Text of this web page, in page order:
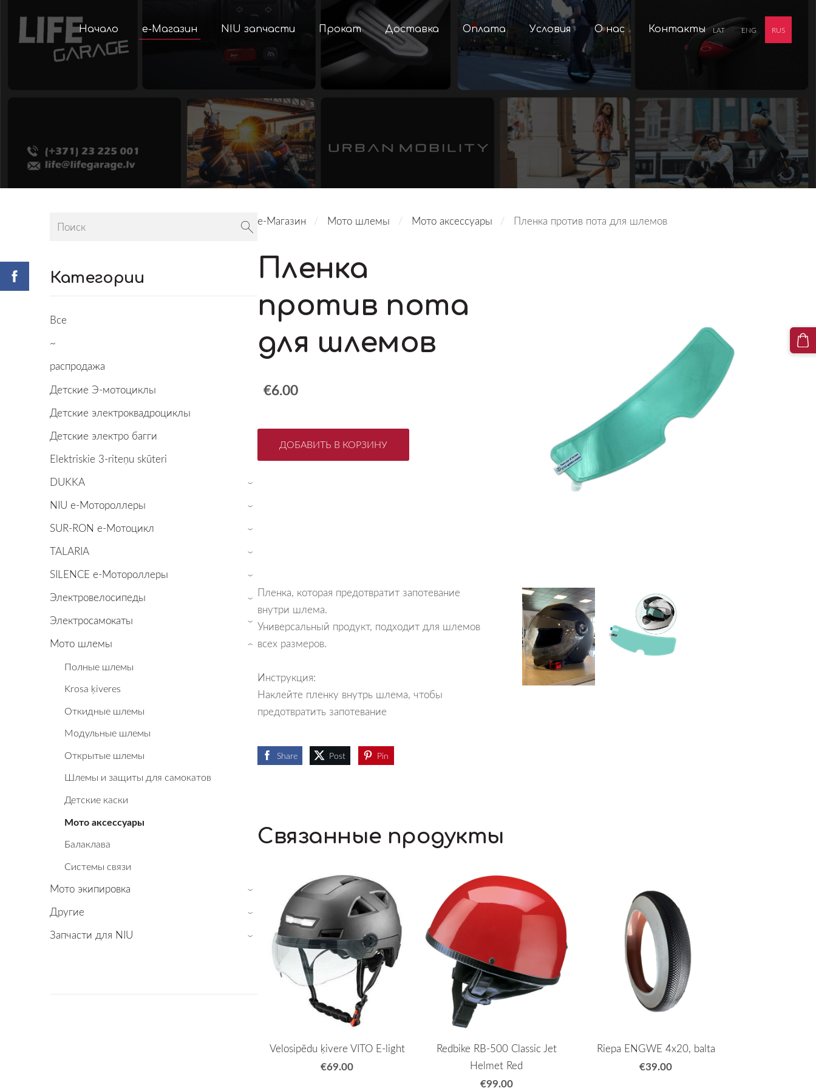
Начало е-Магазин NIU запчасти Прокат Доставка Оплата Условия О нас Контакты LAT ENG RUS
Категории
Все
~
распродажа
Детские Э-мотоциклы
Детские электроквадроциклы
Детские электро багги
Elektriskie 3-riteņu skūteri
DUKKA
›
NIU е-Мотороллеры ›
SUR-RON е-Mотоцикл ›
TALARIA ›
SILENCE е-Мотороллеры ›
Электровелосипеды ›
Электросамокаты ›
Мото шлемы
Полные шлемы
Krosa ķiveres
Откидные шлемы
Mодульные шлемы
Oткрытые шлемы
Шлемы и защиты для самокатов
Детские каски
Мото аксессуары
Балаклава
Cистемы связи
›
Мото экипировка ›
Другие ›
Запчасти для NIU ›
е-Магазин Мото шлемы Мото аксессуары Пленка против пота для шлемов
Пленка
против пота
для шлемов
€6.00
ДОБАВИТЬ В КОРЗИНУ
Пленка, которая предотвратит запотевание
внутри шлема.
Универсальный продукт, подходит для шлемов
всех размеров.
Инструкция:
Наклейте пленку внутрь шлема, чтобы
предотвратить запотевание
Share Post Pin
Связанные продукты
Velosipēdu ķivere VITO E-light
€69.00
Redbike RB-500 Classic Jet
Helmet Red
€99.00
Riepa ENGWE 4x20, balta
€39.00